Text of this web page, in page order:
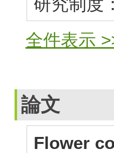
全件表示
論文
Flower